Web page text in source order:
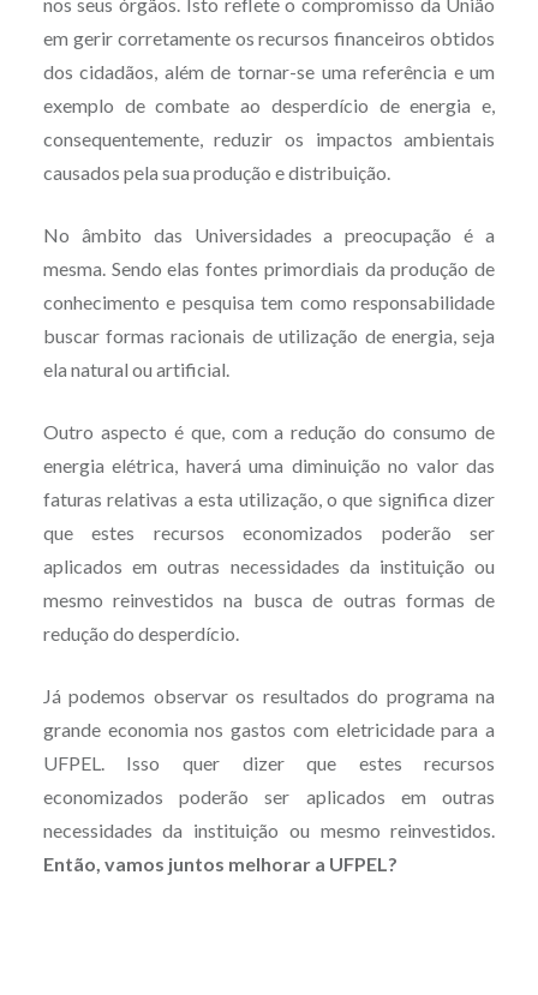
em gerir corretamente os recursos financeiros obtidos
dos cidadãos, além de tornar-se uma referência e um
exemplo de combate ao desperdício de energia e,
consequentemente, reduzir os impactos ambientais
causados pela sua produção e distribuição.
No âmbito das Universidades a preocupação é a
mesma. Sendo elas fontes primordiais da produção de
conhecimento e pesquisa tem como responsabilidade
buscar formas racionais de utilização de energia, seja
ela natural ou artificial.
Outro aspecto é que, com a redução do consumo de
energia elétrica, haverá uma diminuição no valor das
faturas relativas a esta utilização, o que significa dizer
que estes recursos economizados poderão ser
aplicados em outras necessidades da instituição ou
mesmo reinvestidos na busca de outras formas de
redução do desperdício.
Já podemos observar os resultados do programa na
grande economia nos gastos com eletricidade para a
UFPEL. Isso quer dizer que estes recursos
economizados poderão ser aplicados em outras
necessidades da instituição ou mesmo reinvestidos.
Então, vamos juntos melhorar a UFPEL?